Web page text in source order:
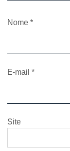
Nome *
E-mail *
Site